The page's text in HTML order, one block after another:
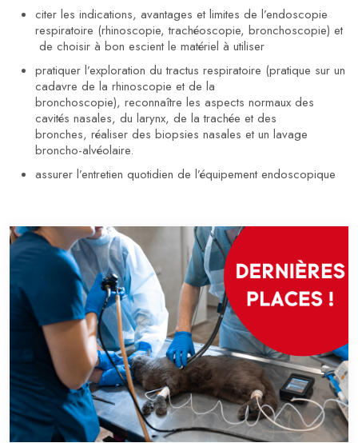
citer les indications, avantages et limites de l’endoscopie
respiratoire (rhinoscopie, trachéoscopie, bronchoscopie) et
de choisir à bon escient le matériel à utiliser
pratiquer l’exploration du tractus respiratoire (pratique sur un
cadavre de la rhinoscopie et de la
bronchoscopie), reconnaître les aspects normaux des
cavités nasales, du larynx, de la trachée et des
bronches, réaliser des biopsies nasales et un lavage
broncho-alvéolaire.
assurer l’entretien quotidien de l’équipement endoscopique